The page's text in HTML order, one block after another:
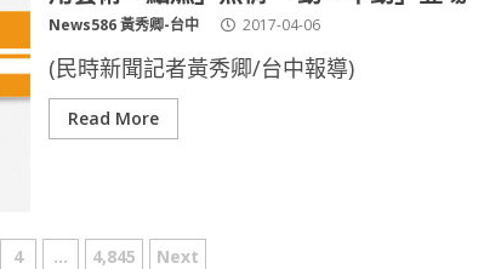
News586 黃秀卿-台中 2017-04-06
(民時新聞記者黃秀卿/台中報導)
Read More
4 ... 4,845 Next